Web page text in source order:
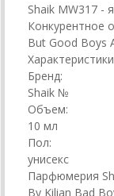
Shaik MW317 -
Конкурентное
But Good Boys
Характеристики
Бренд:
Shaik №
Объем:
10 мл
Пол:
унисекс
Парфюмерия
By Kilian Bad